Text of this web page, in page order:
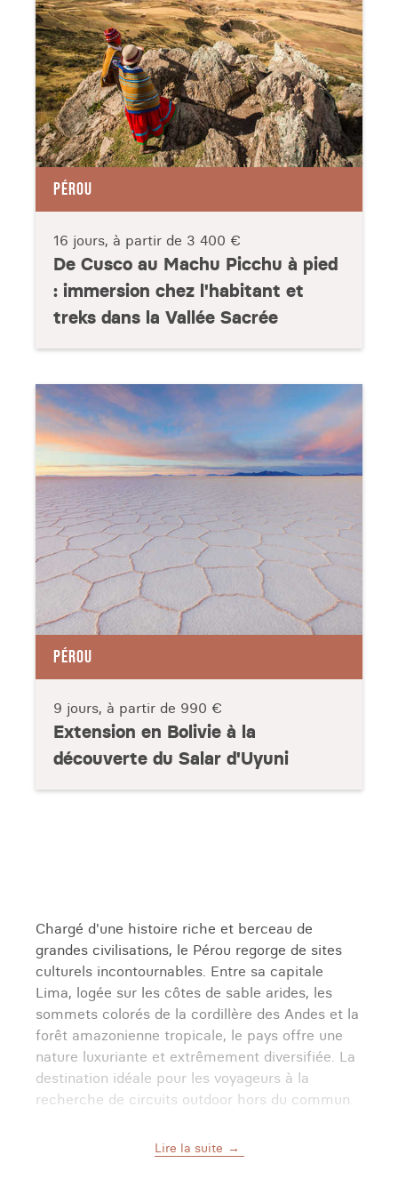
PÉROU
16 jours, à partir de 3 400 €
De Cusco au Machu Picchu à pied
: immersion chez l'habitant et
treks dans la Vallée Sacrée
PÉROU
9 jours, à partir de 990 €
Extension en Bolivie à la
découverte du Salar d'Uyuni
Chargé d'une histoire riche et berceau de
grandes civilisations, le Pérou regorge de sites
culturels incontournables. Entre sa capitale
Lima, logée sur les côtes de sable arides, les
sommets colorés de la cordillère des Andes et la
forêt amazonienne tropicale, le pays offre une
nature luxuriante et extrêmement diversifiée. La
destination idéale pour les voyageurs à la
recherche de circuits outdoor hors du commun.
Vous avez envie de trouver le voyage qui vous
Lire la suite